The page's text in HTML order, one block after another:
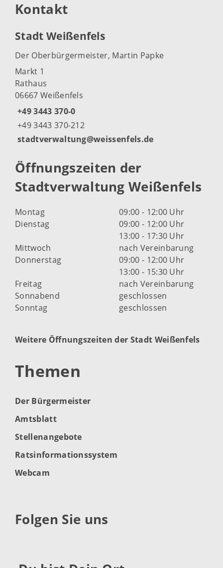
Kontakt
Stadt Weißenfels
Der Oberbürgermeister, Martin Papke
Markt 1
Rathaus
06667 Weißenfels
+49 3443 370-0
+49 3443 370-212
stadtverwaltung@weissenfels.de
Öffnungszeiten der
Stadtverwaltung Weißenfels
Montag
09:00 - 12:00 Uhr
Dienstag
09:00 - 12:00 Uhr
13:00 - 17:30 Uhr
Mittwoch
nach Vereinbarung
Donnerstag
09:00 - 12:00 Uhr
13:00 - 15:30 Uhr
Freitag
nach Vereinbarung
Sonnabend
geschlossen
Sonntag
geschlossen
Weitere Öffnungszeiten der Stadt Weißenfels
Themen
Der Bürgermeister
Amtsblatt
Stellenangebote
Ratsinformationssystem
Webcam
Folgen Sie uns